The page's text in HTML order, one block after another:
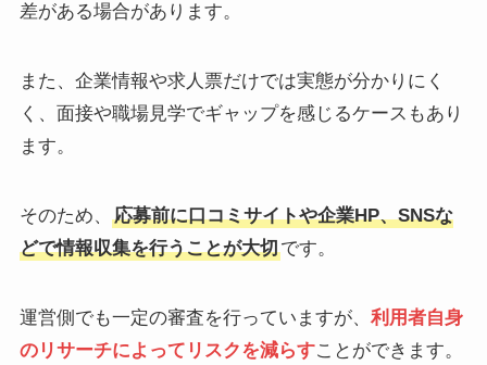
差がある場合があります。
また、企業情報や求人票だけでは実態が分かりにく
く、面接や職場見学でギャップを感じるケースもあり
ます。
そのため、
応募前に口コミサイトや企業HP、SNSな
どで情報収集を行うことが大切です。
運営側でも一定の審査を行っていますが、 利用者自身
のリサーチによってリスクを減らすことができます。